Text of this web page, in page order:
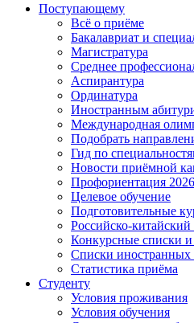
Поступающему
Всё о приёме
Бакалавриат и
Магистратура
Среднее
Аспирантура
Ординатура
Иностранным
Международная
Подобрать
Гид по
Новости приёмной
Профориентация 2026
Целевое обучение
Подготовительные
Российско-китайский
Конкурсные списки
Списки
Статистика приёма
Студенту
Условия проживания
Условия обучения